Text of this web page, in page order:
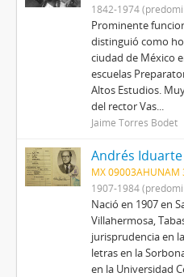
1842-1974
Prominente
distinguió como
ciudad de México
escuelas
Altos Estudios.
del rector Vas...
Jaime Torres Bodet
Andrés
MX 09003AHUNAM
1907-1984
Nació en 1907 en
Villahermosa,
jurisprudencia en
letras en la
en la Universidad